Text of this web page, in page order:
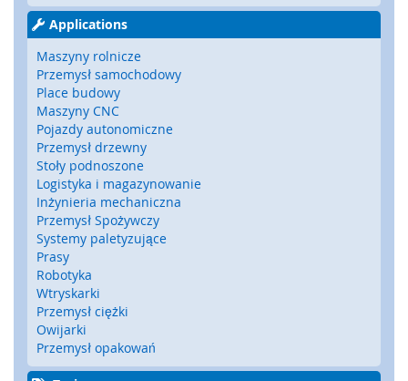
u
j
n
i
k
i
,
r
y
g
l
e
,
z
a
m
k
i
b
e
z
p
Applications
Maszyny rolnicze
Przemysł samochodowy
Place budowy
Maszyny CNC
Pojazdy autonomiczne
Przemysł drzewny
Stoły podnoszone
Logistyka i magazynowanie
Inżynieria mechaniczna
Przemysł Spożywczy
Systemy paletyzujące
Prasy
Robotyka
Wtryskarki
Przemysł ciężki
Owijarki
Przemysł opakowań